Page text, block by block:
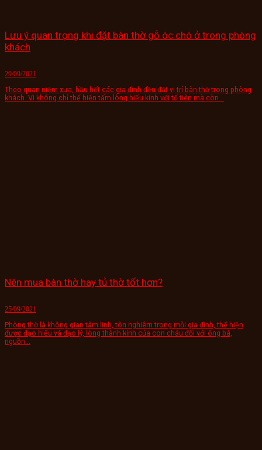
Lưu ý quan trọng khi đặt bàn thờ gỗ óc chó ở trong phòng
khách
29/09/2021
Theo quan niệm xưa, hầu hết các gia đình đều đặt vị trí bàn thờ trong phòng
khách. Vì không chỉ thể hiện tấm lòng hiếu kính với tổ tiên mà còn...
Nên mua bàn thờ hay tủ thờ tốt hơn?
25/09/2021
Phòng thờ là không gian tâm linh, tôn nghiêm trong mỗi gia đình, thể hiện
được đạo hiếu và đạo lý, lòng thành kính của con cháu đối với ông bà,
nguồn...